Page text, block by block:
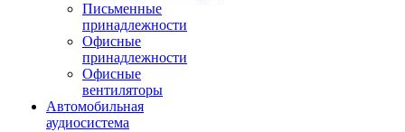
Письменные
принадлежности
Офисные
принадлежности
Офисные
вентиляторы
Автомобильная
аудиосистема